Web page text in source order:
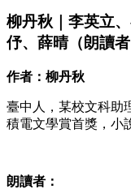
柳丹秋｜李英立
伃、薛晴（朗讀者
作者：柳丹秋
臺中人，某校文科助
積電文學賞首獎，小
朗讀者：